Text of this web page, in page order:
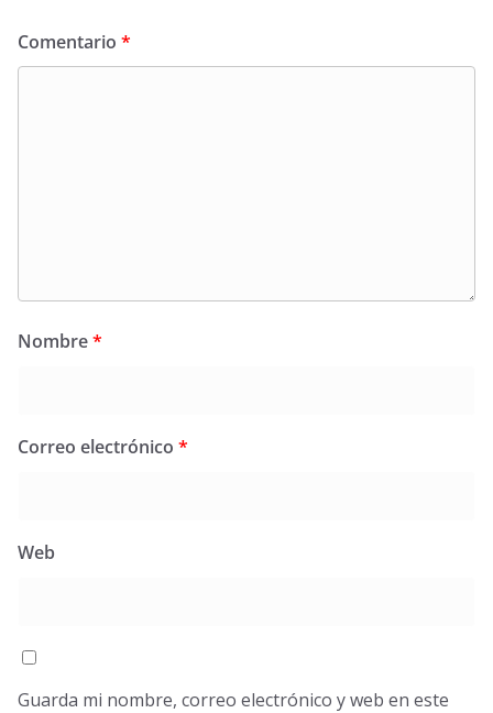
Comentario *
Nombre*
Correo electrónico *
Web
Guarda mi nombre, correo electrónico y web en este